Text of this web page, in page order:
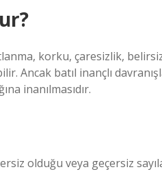
korku, çaresizlik,
Ancak batıl inançlı
inanılmasıdır.
olduğu veya geçersiz